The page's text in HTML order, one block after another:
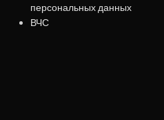
персональных данных
ВЧС